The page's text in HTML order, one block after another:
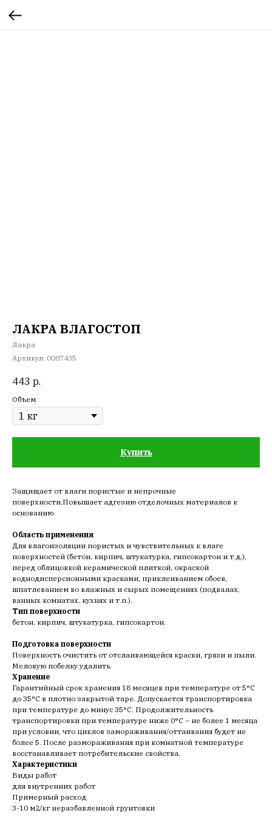
ЛАКРА ВЛАГОСТОП
Лакра
Артикул: 0007435
443 р.
Объем
Купить
Защищает от влаги пористые и непрочные
поверхности.Повышает адгезию отделочных материалов к
основанию.
Область применения
Для влагоизоляции пористых и чувствительных к влаге
поверхностей (бетон, кирпич, штукатурка, гипсокартон и т.д.),
перед облицовкой керамической плиткой, окраской
воднодисперсионными красками, приклеиванием обоев,
шпатлеванием во влажных и сырых помещениях (подвалах,
ванных комнатах, кухнях и т.п.).
Тип поверхности
бетон, кирпич, штукатурка, гипсокартон.
Подготовка поверхности
Поверхность очистить от отслаивающейся краски, грязи и пыли.
Меловую побелку удалить.
Хранение
Гарантийный срок хранения 18 месяцев при температуре от 5°С
до 35°С в плотно закрытой таре. Допускается транспортировка
при температуре до минус 35°С. Продолжительность
транспортировки при температуре ниже 0°С – не более 1 месяца
при условии, что циклов замораживания/оттаивания будет не
более 5. После размораживания при комнатной температуре
восстанавливает потребительские свойства.
Характеристики
Виды работ
для внутренних работ
Примерный расход
3-10 м2/кг неразбавленной грунтовки